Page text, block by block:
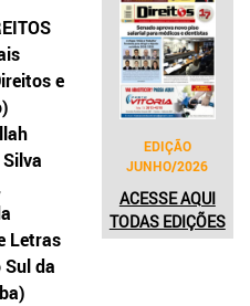
e
Letras
da
EDIÇÃO
JUNHO/2026
ACESSE AQUI
TODAS EDIÇÕES